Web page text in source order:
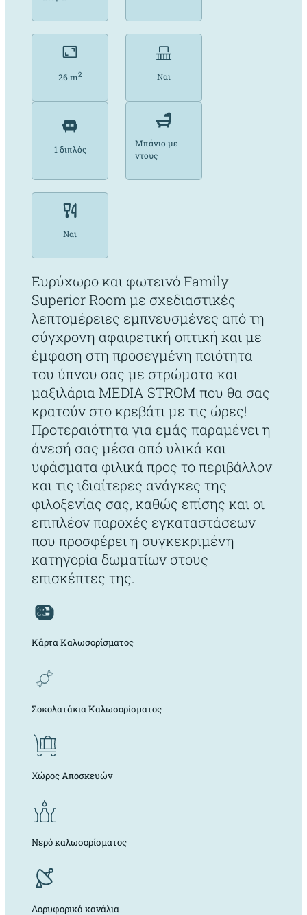
26 m2 Ναι
1 διπλός
Μπάνιο με
ντους
Ναι
Ευρύχωρο και φωτεινό Family
Superior Room με σχεδιαστικές
λεπτομέρειες εμπνευσμένες από τη
σύγχρονη αφαιρετική οπτική και με
έμφαση στη προσεγμένη ποιότητα
του ύπνου σας με στρώματα και
μαξιλάρια MEDIA STROM που θα σας
κρατούν στο κρεβάτι με τις ώρες!
Προτεραιότητα για εμάς παραμένει η
άνεσή σας μέσα από υλικά και
υφάσματα φιλικά προς το περιβάλλον
και τις ιδιαίτερες ανάγκες της
φιλοξενίας σας, καθώς επίσης και οι
επιπλέον παροχές εγκαταστάσεων
που προσφέρει η συγκεκριμένη
κατηγορία δωματίων στους
επισκέπτες της.
Κάρτα Καλωσορίσματος
Σοκολατάκια Καλωσορίσματος
Χώρος Αποσκευών
Νερό καλωσορίσματος
Δορυφορικά κανάλια